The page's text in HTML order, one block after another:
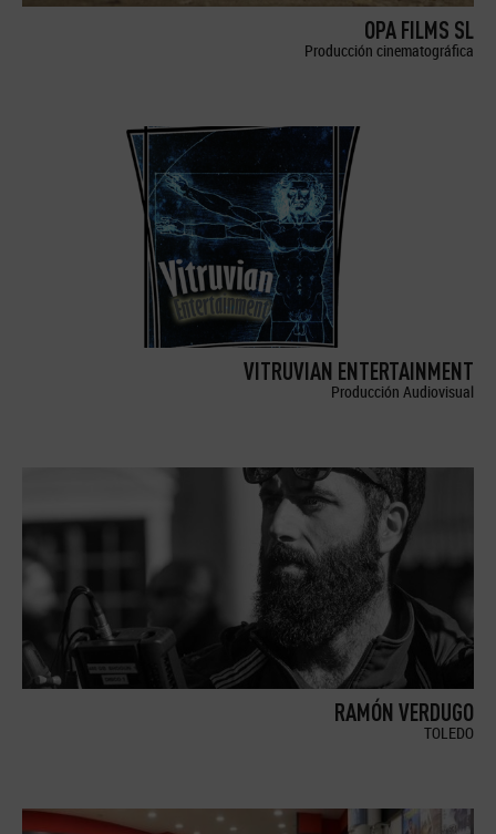
OPA FILMS SL
Producción cinematográfica
VITRUVIAN ENTERTAINMENT
Producción Audiovisual
RAMÓN VERDUGO
TOLEDO